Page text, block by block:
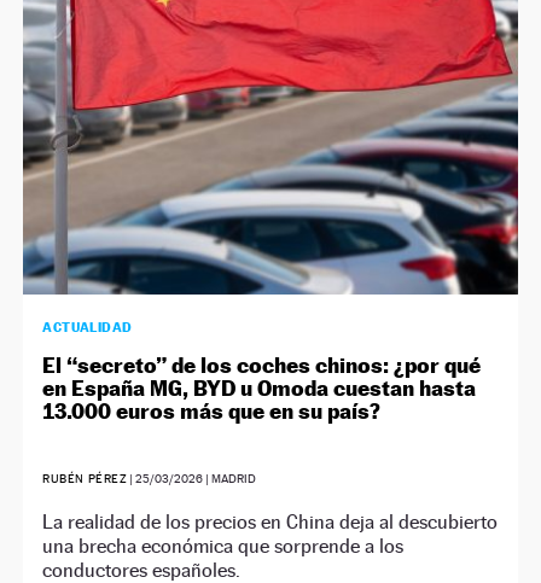
ACTUALIDAD
El “secreto” de los coches chinos: ¿por qué
en España MG, BYD u Omoda cuestan hasta
13.000 euros más que en su país?
RUBÉN PÉREZ |25/03/2026 | MADRID
La realidad de los precios en China deja al descubierto
una brecha económica que sorprende a los
conductores españoles.